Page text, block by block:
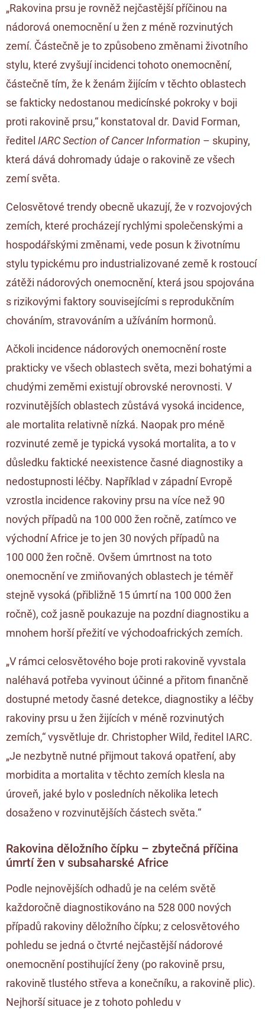
„Rakovina prsu je rovněž nejčastější příčinou na
nádorová onemocnění u žen z méně rozvinutých
zemí. Částečně je to způsobeno změnami životního
stylu, které zvyšují incidenci tohoto onemocnění,
částečně tím, že k ženám žijícím v těchto oblastech
se fakticky nedostanou medicínské pokroky v boji
proti rakovině prsu,“ konstatoval dr. David Forman,
ředitel IARC Section of Cancer Information – skupiny,
která dává dohromady údaje o rakovině ze všech
zemí světa.
Celosvětové trendy obecně ukazují, že v rozvojových
zemích, které procházejí rychlými společenskými a
hospodářskými změnami, vede posun k životnímu
stylu typickému pro industrializované země k rostoucí
zátěži nádorových onemocnění, která jsou spojována
s rizikovými faktory souvisejícími s reprodukčním
chováním, stravováním a užíváním hormonů.
Ačkoli incidence nádorových onemocnění roste
prakticky ve všech oblastech světa, mezi bohatými a
chudými zeměmi existují obrovské nerovnosti. V
rozvinutějších oblastech zůstává vysoká incidence,
ale mortalita relativně nízká. Naopak pro méně
rozvinuté země je typická vysoká mortalita, a to v
důsledku faktické neexistence časné diagnostiky a
nedostupnosti léčby. Například v západní Evropě
vzrostla incidence rakoviny prsu na více než 90
nových případů na 100 000 žen ročně, zatímco ve
východní Africe je to jen 30 nových případů na
100 000 žen ročně. Ovšem úmrtnost na toto
onemocnění ve zmiňovaných oblastech je téměř
stejně vysoká (přibližně 15 úmrtí na 100 000 žen
ročně), což jasně poukazuje na pozdní diagnostiku a
mnohem horší přežití ve východoafrických zemích.
„V rámci celosvětového boje proti rakovině vyvstala
naléhavá potřeba vyvinout účinné a přitom finančně
dostupné metody časné detekce, diagnostiky a léčby
rakoviny prsu u žen žijících v méně rozvinutých
zemích,“ vysvětluje dr. Christopher Wild, ředitel IARC.
„Je nezbytně nutné přijmout taková opatření, aby
morbidita a mortalita v těchto zemích klesla na
úroveň, jaké bylo v posledních několika letech
dosaženo v rozvinutějších částech světa.“
Rakovina děložního čípku – zbytečná příčina
úmrtí žen v subsaharské Africe
Podle nejnovějších odhadů je na celém světě
každoročně diagnostikováno na 528 000 nových
případů rakoviny děložního čípku; z celosvětového
pohledu se jedná o čtvrté nejčastější nádorové
onemocnění postihující ženy (po rakovině prsu,
rakovině tlustého střeva a konečníku, a rakovině plic).
Nejhorší situace je z tohoto pohledu v